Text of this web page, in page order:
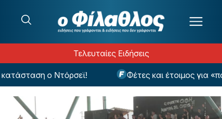
Τελευταίες Ειδήσεις
ο Ντόρσεϊ! Φέτες και έτοιμος για